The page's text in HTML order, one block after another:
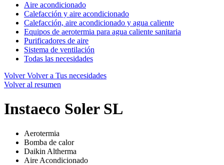
Aire acondicionado
Calefacción y aire acondicionado
Calefacción, aire acondicionado y agua caliente
Equipos de aerotermia para agua caliente sanitaria
Purificadores de aire
Sistema de ventilación
Todas las necesidades
Volver Volver a Tus necesidades
Volver al resumen
Instaeco Soler SL
Aerotermia
Bomba de calor
Daikin Altherma
Aire Acondicionado